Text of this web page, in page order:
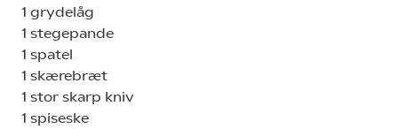
1 grydelåg
1 stegepande
1 spatel
1 skærebræt
1 stor skarp kniv
1 spiseske